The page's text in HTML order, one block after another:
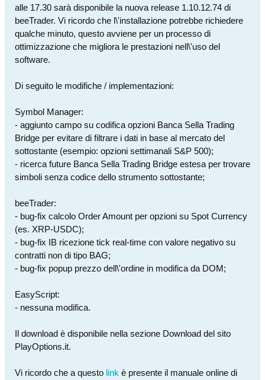
alle 17.30 sarà disponibile la nuova release 1.10.12.74 di
beeTrader. Vi ricordo che l\'installazione potrebbe richiedere
qualche minuto, questo avviene per un processo di
ottimizzazione che migliora le prestazioni nell\'uso del
software.
Di seguito le modifiche / implementazioni:
Symbol Manager:
- aggiunto campo su codifica opzioni Banca Sella Trading
Bridge per evitare di filtrare i dati in base al mercato del
sottostante (esempio: opzioni settimanali S&P 500);
- ricerca future Banca Sella Trading Bridge estesa per trovare
simboli senza codice dello strumento sottostante;
beeTrader:
- bug-fix calcolo Order Amount per opzioni su Spot Currency
(es. XRP-USDC);
- bug-fix IB ricezione tick real-time con valore negativo su
contratti non di tipo BAG;
- bug-fix popup prezzo dell\'ordine in modifica da DOM;
EasyScript:
- nessuna modifica.
Il download è disponibile nella sezione Download del sito
PlayOptions.it.
Vi ricordo che a questo link è presente il manuale online di